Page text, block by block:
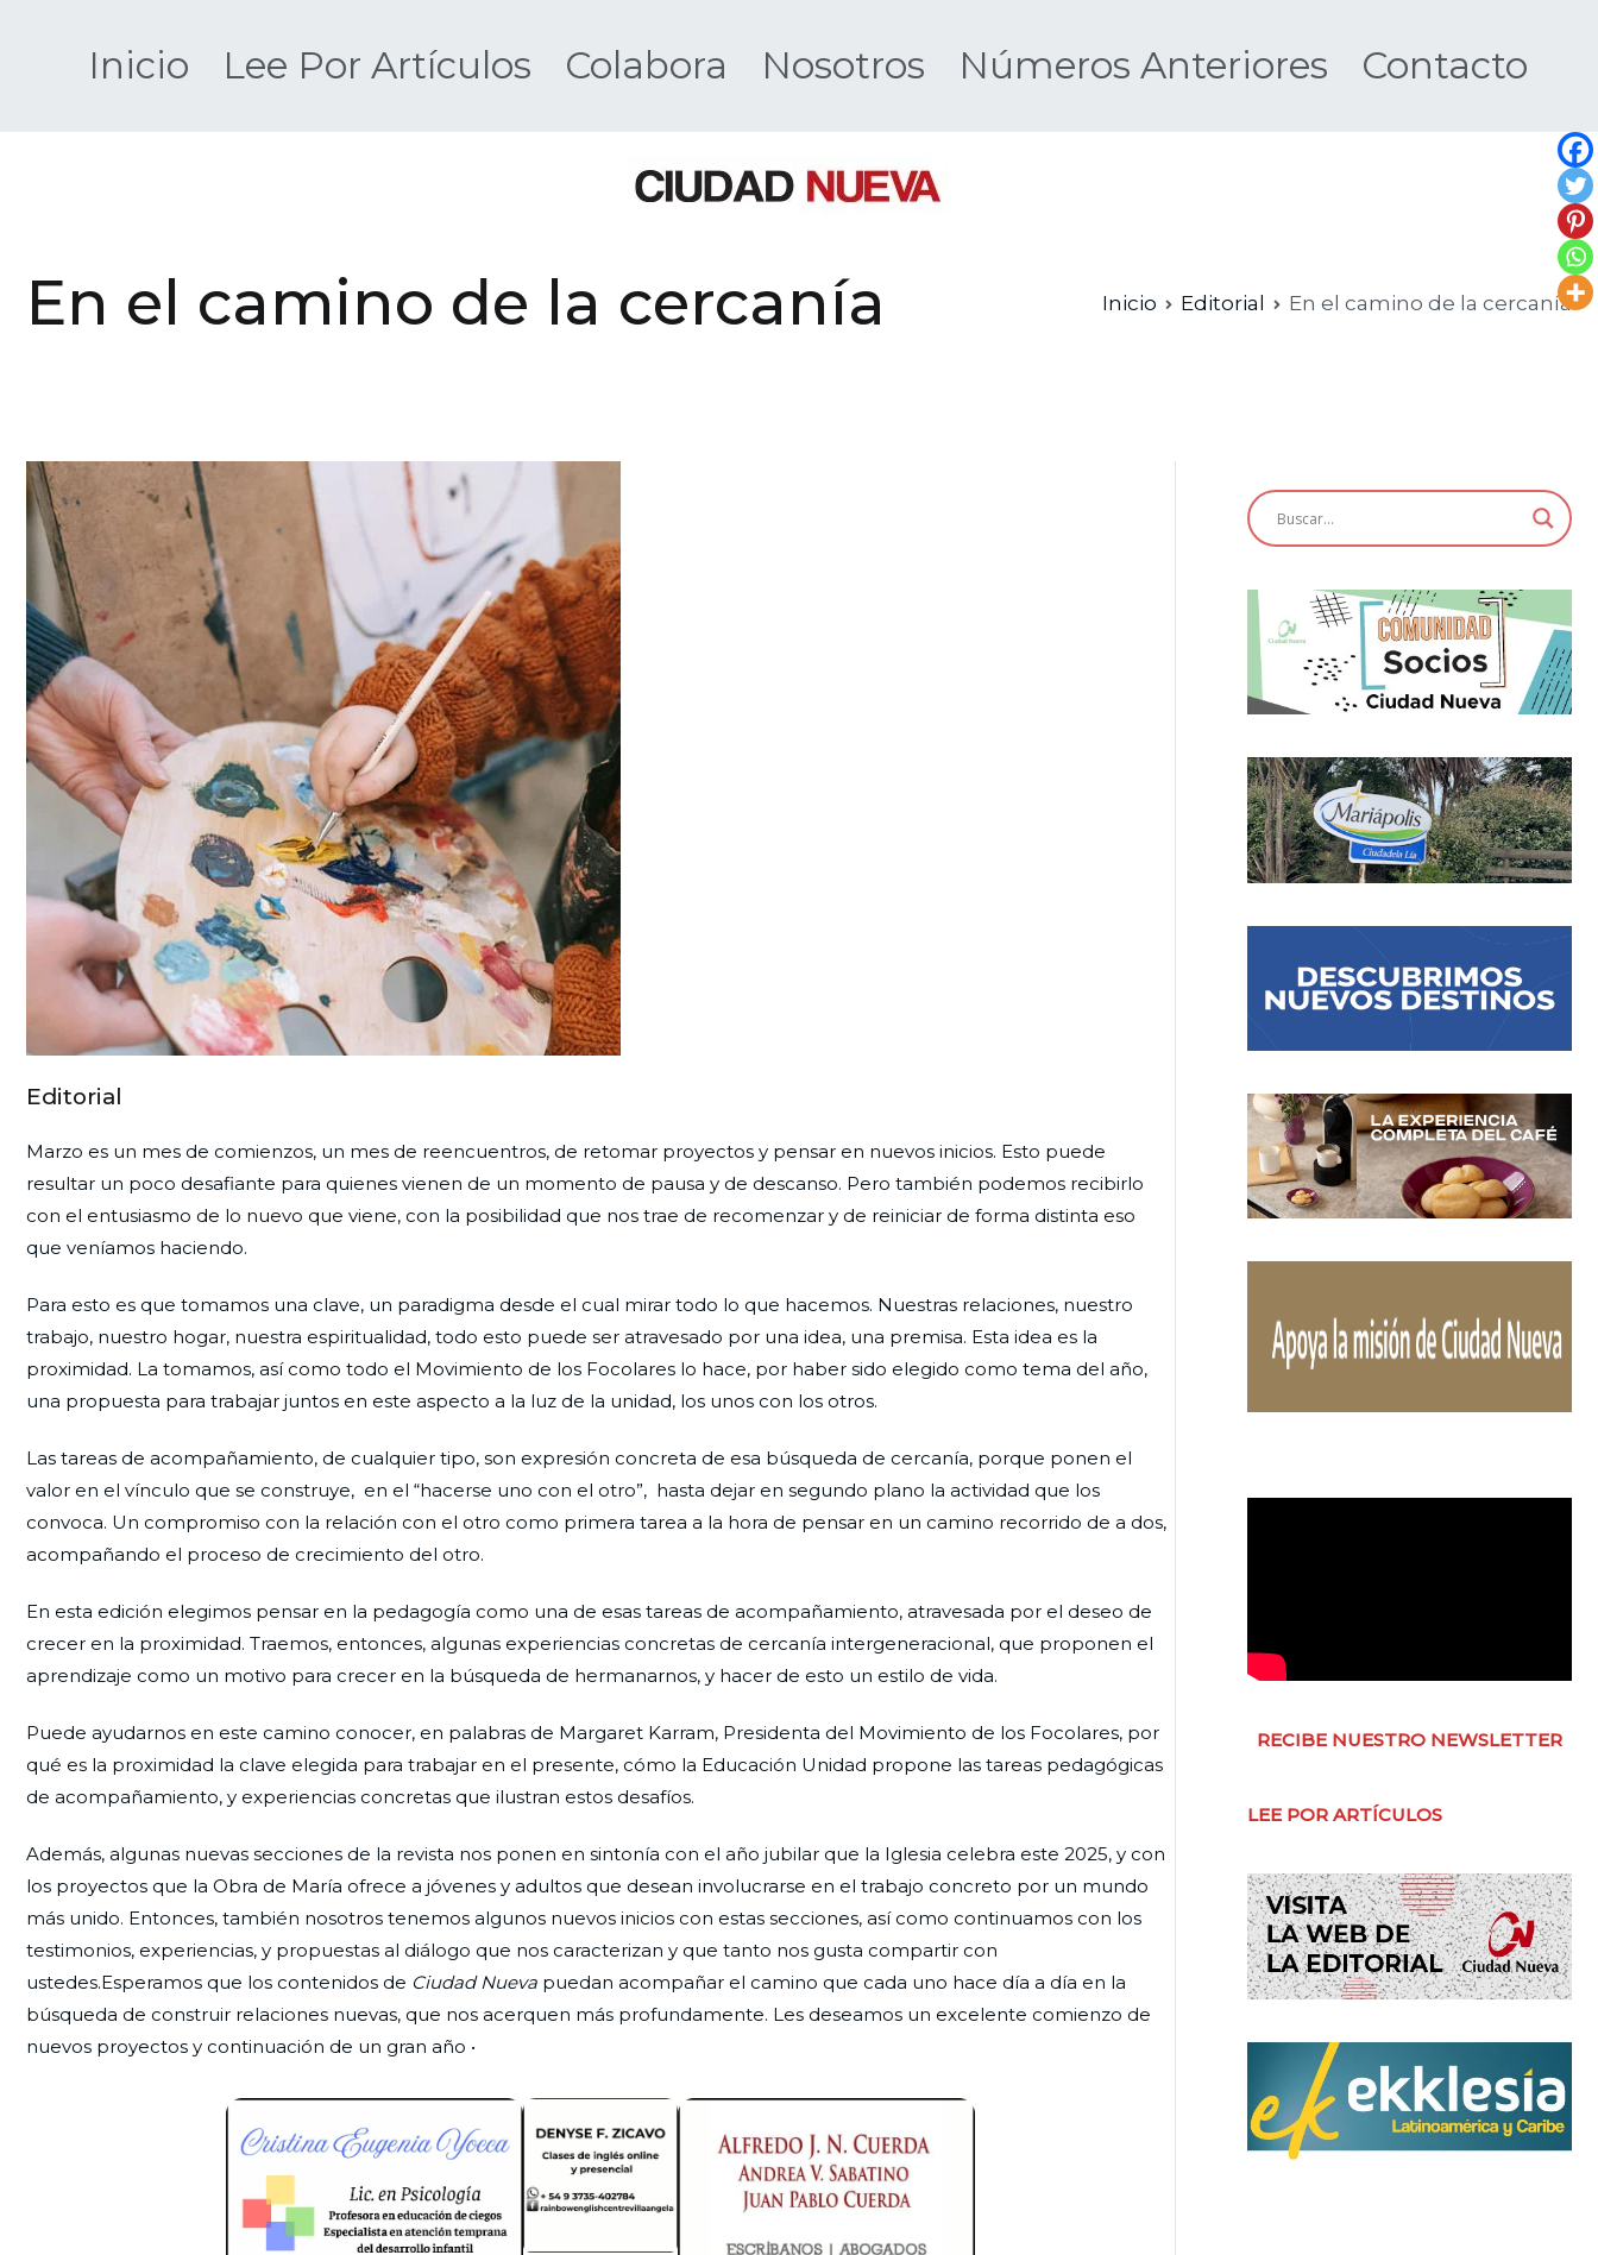
Inicio Lee Por Artículos Colabora Nosotros Números Anteriores Contacto
En el camino de la cercanía Inicio Editorial En el camino de la cercanía
Editorial
Marzo es un mes de comienzos, un mes de reencuentros, de retomar proyectos y pensar en nuevos inicios. Esto puede
resultar un poco desafiante para quienes vienen de un momento de pausa y de descanso. Pero también podemos recibirlo
con el entusiasmo de lo nuevo que viene, con la posibilidad que nos trae de recomenzar y de reiniciar de forma distinta eso
que veníamos haciendo.
Para esto es que tomamos una clave, un paradigma desde el cual mirar todo lo que hacemos. Nuestras relaciones, nuestro
trabajo, nuestro hogar, nuestra espiritualidad, todo esto puede ser atravesado por una idea, una premisa. Esta idea es la
proximidad. La tomamos, así como todo el Movimiento de los Focolares lo hace, por haber sido elegido como tema del año,
una propuesta para trabajar juntos en este aspecto a la luz de la unidad, los unos con los otros.
Las tareas de acompañamiento, de cualquier tipo, son expresión concreta de esa búsqueda de cercanía, porque ponen el
valor en el vínculo que se construye, en el “hacerse uno con el otro”, hasta dejar en segundo plano la actividad que los
convoca. Un compromiso con la relación con el otro como primera tarea a la hora de pensar en un camino recorrido de a dos,
acompañando el proceso de crecimiento del otro.
En esta edición elegimos pensar en la pedagogía como una de esas tareas de acompañamiento, atravesada por el deseo de
crecer en la proximidad. Traemos, entonces, algunas experiencias concretas de cercanía intergeneracional, que proponen el
aprendizaje como un motivo para crecer en la búsqueda de hermanarnos, y hacer de esto un estilo de vida.
Puede ayudarnos en este camino conocer, en palabras de Margaret Karram, Presidenta del Movimiento de los Focolares, por
qué es la proximidad la clave elegida para trabajar en el presente, cómo la Educación Unidad propone las tareas pedagógicas
de acompañamiento, y experiencias concretas que ilustran estos desafíos.
Además, algunas nuevas secciones de la revista nos ponen en sintonía con el año jubilar que la Iglesia celebra este 2025, y con
los proyectos que la Obra de María ofrece a jóvenes y adultos que desean involucrarse en el trabajo concreto por un mundo
más unido. Entonces, también nosotros tenemos algunos nuevos inicios con estas secciones, así como continuamos con los
testimonios, experiencias, y propuestas al diálogo que nos caracterizan y que tanto nos gusta compartir con
ustedes.Esperamos que los contenidos de Ciudad Nueva puedan acompañar el camino que cada uno hace día a día en la
búsqueda de construir relaciones nuevas, que nos acerquen más profundamente. Les deseamos un excelente comienzo de
nuevos proyectos y continuación de un gran año •
RECIBE NUESTRO NEWSLETTER
LEE POR ARTÍCULOS